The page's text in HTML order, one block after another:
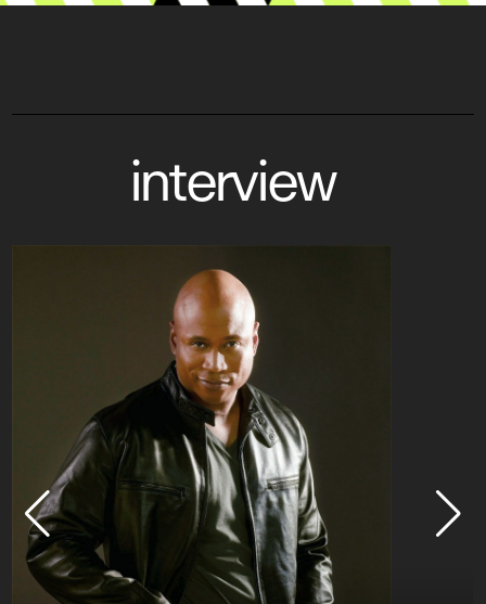
interview